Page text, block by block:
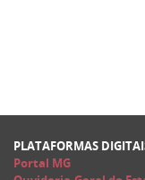
PLATAFORMAS
Portal MG